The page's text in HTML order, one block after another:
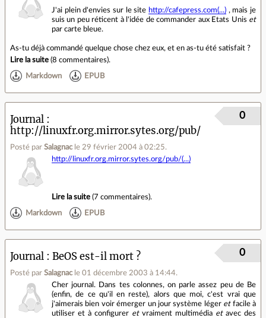
J'ai plein d'envies sur le site http://cafepress.com(...) , mais je
suis un peu réticent à l'idée de commander aux Etats Unis et
par carte bleue.
As-tu déjà commandé quelque chose chez eux, et en as-tu été satisfait ?
Lire la suite (8 commentaires).
Markdown EPUB
Journal
http://linuxfr.org.mirror.sytes.org/pub/
Posté par Salagnac le 29 février 2004 à 02:25.
0
http://linuxfr.org.mirror.sytes.org/pub/(...)
Lire la suite (7 commentaires).
Markdown EPUB
Journal BeOS est-il mort ?
Posté par Salagnac le 01 décembre 2003 à 14:44.
0
Cher journal. Dans tes colonnes, on parle assez peu de Be
(enfin, de ce qu'il en reste), alors que moi, c'est vrai que
j'aimerais bien voir émerger un jour système léger etfacile à
utiliser et à configurer etvraiment multimédia etavec des